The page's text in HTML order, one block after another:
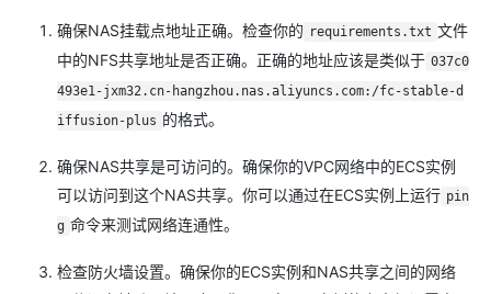
确保NAS挂载点地址正确。检查你的 requirements.txt 文件
中的NFS共享地址是否正确。正确的地址应该是类似于 037c0
493e1-jxm32.cn-hangzhou.nas.aliyuncs.com:/fc-stable-d
iffusion-plus 的格式。
确保NAS共享是可访问的。确保你的VPC网络中的ECS实例
可以访问到这个NAS共享。你可以通过在ECS实例上运行 pin
g 命令来测试网络连通性。
检查防火墙设置。确保你的ECS实例和NAS共享之间的网络